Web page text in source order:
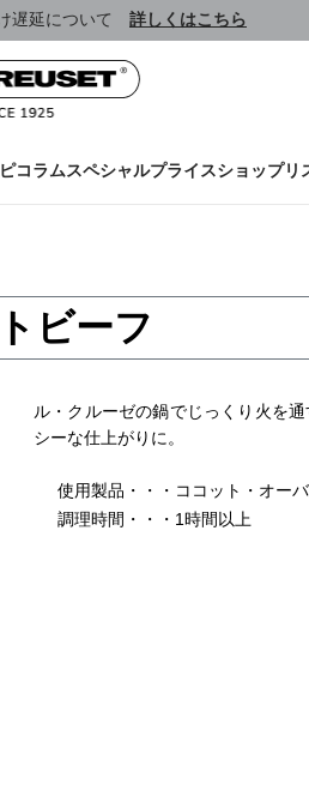
遅延について 詳しくはこちら
コラムスペシャルプライスショップリ
ビーフ
ル・クルーゼの鍋でじっくり火を
シーな仕上がりに。
使用製品・・・ココット・オー
調理時間・・・1時間以上